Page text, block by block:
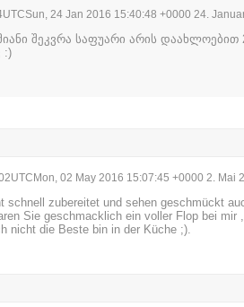
24 Jan 2016 15:40:48 +0000 24.
შეკვრა საფუარი არის დაახლოებით
:)
02 May 2016 15:07:45 +0000 2. Mai
schnell zubereitet und sehen geschmückt
Sie geschmacklich ein voller Flop bei mir
nicht die Beste bin in der Küche ;).